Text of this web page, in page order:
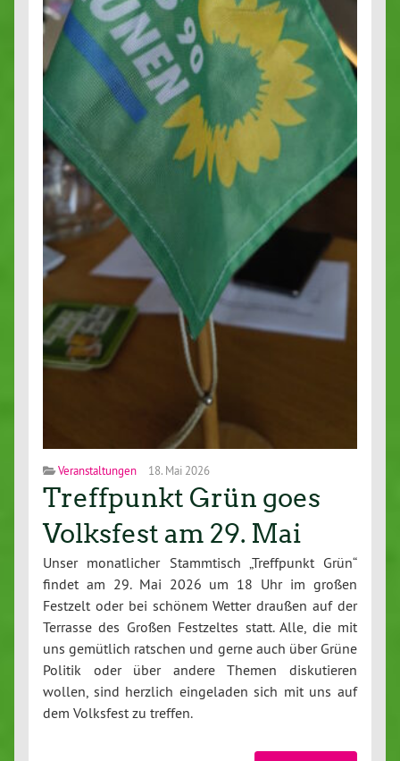
Veranstaltungen 18. Mai 2026
Treffpunkt Grün goes
Volksfest am 29. Mai
Unser monatlicher Stammtisch „Treffpunkt Grün“
findet am 29. Mai 2026 um 18 Uhr im großen
Festzelt oder bei schönem Wetter draußen auf der
Terrasse des Großen Festzeltes statt. Alle, die mit
uns gemütlich ratschen und gerne auch über Grüne
Politik oder über andere Themen diskutieren
wollen, sind herzlich eingeladen sich mit uns auf
dem Volksfest zu treffen.